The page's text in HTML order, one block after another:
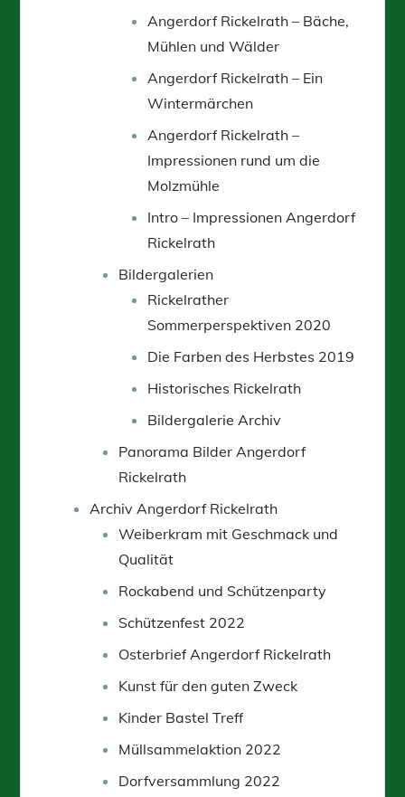
Angerdorf Rickelrath – Bäche,
Mühlen und Wälder
Angerdorf Rickelrath – Ein
Wintermärchen
Angerdorf Rickelrath –
Impressionen rund um die
Molzmühle
Intro – Impressionen Angerdorf
Rickelrath
Bildergalerien
Rickelrather
Sommerperspektiven 2020
Die Farben des Herbstes 2019
Historisches Rickelrath
Bildergalerie Archiv
Panorama Bilder Angerdorf
Rickelrath
Archiv Angerdorf Rickelrath
Weiberkram mit Geschmack und
Qualität
Rockabend und Schützenparty
Schützenfest 2022
Osterbrief Angerdorf Rickelrath
Kunst für den guten Zweck
Kinder Bastel Treff
Müllsammelaktion 2022
Dorfversammlung 2022